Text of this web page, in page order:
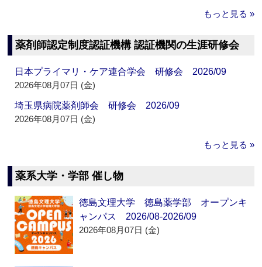
もっと見る »
薬剤師認定制度認証機構 認証機関の生涯研修会
日本プライマリ・ケア連合学会 研修会 2026/09
2026年08月07日 (金)
埼玉県病院薬剤師会 研修会 2026/09
2026年08月07日 (金)
もっと見る »
薬系大学・学部 催し物
徳島文理大学 徳島薬学部 オープンキ
ャンパス 2026/08-2026/09
2026年08月07日 (金)